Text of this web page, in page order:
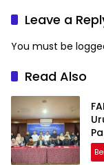
Leave a
You must be
Read Also